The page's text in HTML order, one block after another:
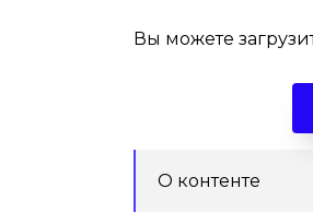
Вы можете
О контенте